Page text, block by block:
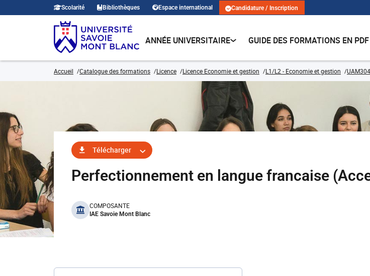
Scolarité Bibliothèques Espace international Candidature / Inscription
ANNÉE UNIVERSITAIRE GUIDE DES FORMATIONS EN PDF
Accueil Catalogue des formations Licence Licence Economie et gestion L1/L2 - Economie et gestion
Télécharger
Perfectionnement en langue francaise
benefits
COMPOSANTE
IAE Savoie Mont Blanc